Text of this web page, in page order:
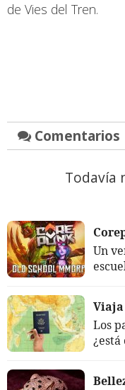
de Vies del Tren.
Comentarios
Todavía
Un
Los
¿está